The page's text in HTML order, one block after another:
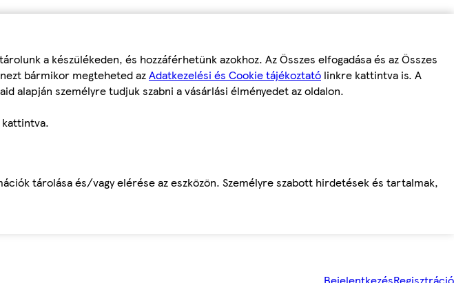
a készülékeden, és hozzáférhetünk azokhoz. Az Összes elfogadása és az Összes
bármikor megteheted azAdatkezelési és Cookie tájékoztató linkre kattintva is. A
alapján személyre tudjuk szabni a vásárlási élményedet az oldalon.
tárolása és/vagy elérése az eszközön. Személyre szabott hirdetések és tartalmak,